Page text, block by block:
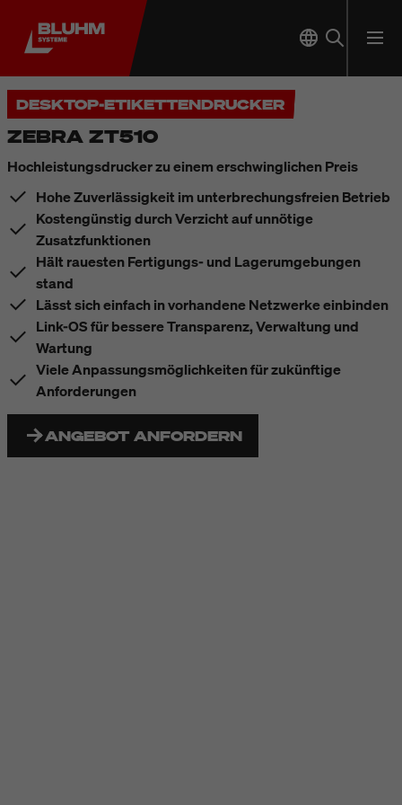
DESKTOP-ETIKETTENDRUCKER
ZEBRA ZT510
Hochleistungsdrucker zu einem erschwinglichen Preis
Hohe Zuverlässigkeit im unterbrechungsfreien Betrieb
Kostengünstig durch Verzicht auf unnötige
Zusatzfunktionen
Hält rauesten Fertigungs- und Lagerumgebungen
stand
Lässt sich einfach in vorhandene Netzwerke einbinden
Link-OS für bessere Transparenz, Verwaltung und
Wartung
Viele Anpassungsmöglichkeiten für zukünftige
Anforderungen
ANGEBOT ANFORDERN